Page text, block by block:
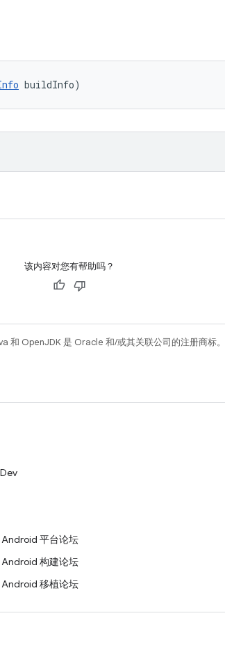
buildInfo)
该内容对您有帮助吗？
和 OpenJDK 是 Oracle 和/或其关联公司的注册商标。
平台论坛
构建论坛
移植论坛